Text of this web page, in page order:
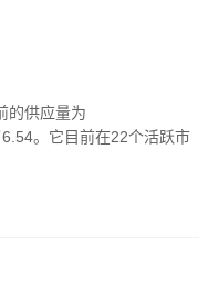
的供应量为
。它目前在22个活跃市